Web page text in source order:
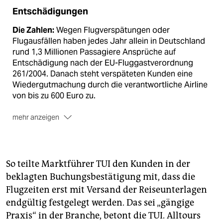
Entschädigungen
Die Zahlen:Wegen Flugverspätungen oder
Flugausfällen haben jedes Jahr allein in Deutschland
rund 1,3 Millionen Passagiere Ansprüche auf
Entschädigung nach der EU-Fluggastverordnung
261/2004. Danach steht verspäteten Kunden eine
Wiedergutmachung durch die verantwortliche Airline
von bis zu 600 Euro zu.
mehr anzeigen
Verbrauchern gegen ein Erfolgshonorar, ihre
Ansprüche durchzusetzen. Anbieter wie das
Inkassounternehmen EU Claim (www.euclaim.de) und
Fairplane ( www.fairplane.de) bieten ähnliche Hilfe
gegen Bezahlung an.
So teilte Marktführer TUI den Kunden in der
beklagten Buchungsbestätigung mit, dass die
Flugzeiten erst mit Versand der Reiseunterlagen
endgültig festgelegt werden. Das sei „gängige
Praxis“ in der Branche, betont die TUI. Alltours